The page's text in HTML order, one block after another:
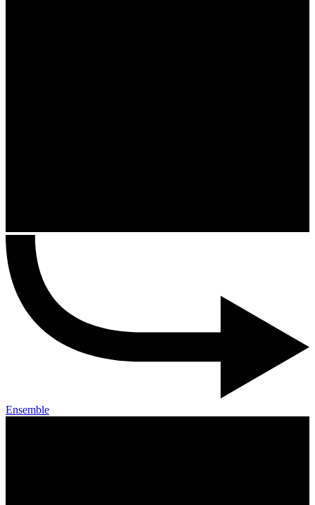
Ensemble